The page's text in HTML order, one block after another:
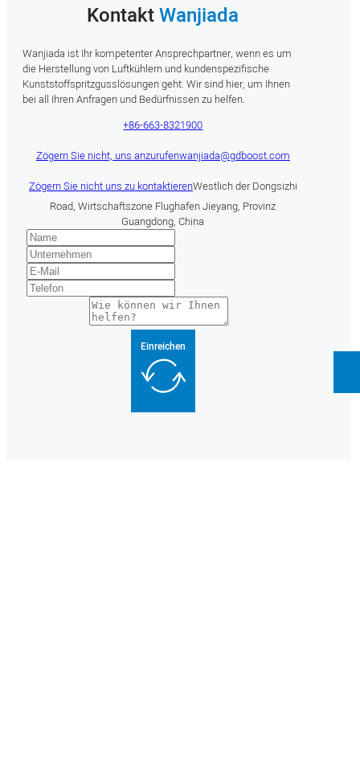
KontaktWanjiada
Wanjiada ist Ihr kompetenter Ansprechpartner, wenn es um
die Herstellung von Luftkühlern und kundenspezifische
Kunststoffspritzgusslösungen geht. Wir sind hier, um Ihnen
bei all Ihren Anfragen und Bedürfnissen zu helfen.
+86-663-8321900
Zögern Sie nicht, uns anzurufenwanjiada@gdboost.com
Zögern Sie nicht uns zu kontaktierenWestlich der Dongsizhi
Road, Wirtschaftszone Flughafen Jieyang, Provinz
Guangdong, China
Einreichen